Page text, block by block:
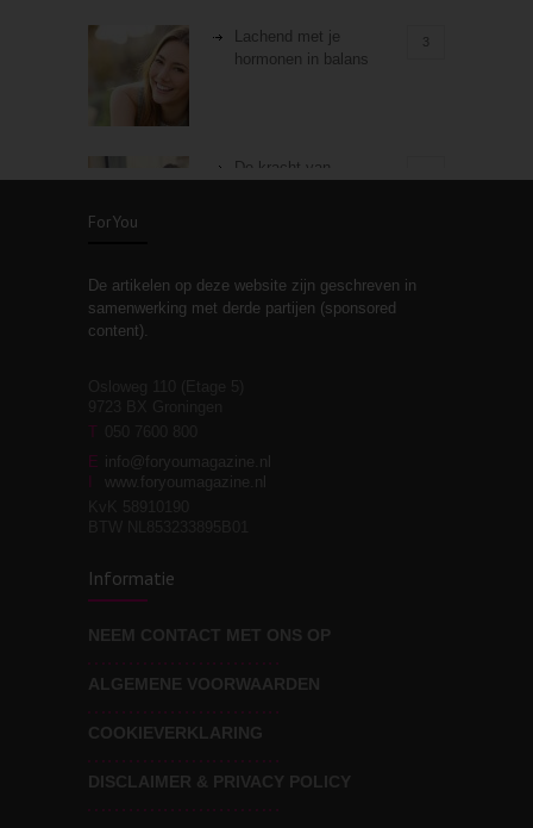
Lachend met je
hormonen in balans
3
De kracht van
Stiefouderschap en
relaties
moeite!
Wat voor leider wil jij
zijn?
ForYou
De artikelen op deze website zijn geschreven in
samenwerking met derde partijen (sponsored
content).
T
E info@foryoumagazine.nl
www.foryoumagazine.nl
Informatie
NEEM CONTACT MET ONS OP
ALGEMENE VOORWAARDEN
COOKIEVERKLARING
DISCLAIMER & PRIVACY POLICY